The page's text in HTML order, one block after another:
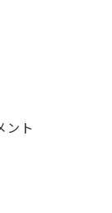
ント